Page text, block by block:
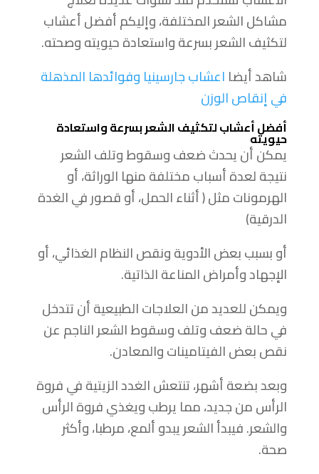
مشاكل الشعر المختلفة، وإليكم أفضل أعشاب
لتكثيف الشعر بسرعة واستعادة حيويته وصحته.
شاهد أيضا اعشاب جارسينيا وفوائدها المذهلة
في إنقاص الوزن
أفضل أعشاب لتكثيف الشعر بسرعة واستعادة
حيويته
يمكن أن يحدث ضعف وسقوط وتلف الشعر
نتيجة لعدة أسباب مختلفة منها الوراثة، أو
الهرمونات مثل ( أثناء الحمل، أو قصور في الغدة
الدرقية)
أو بسبب بعض الأدوية ونقص النظام الغذائي، أو
الإجهاد وأمراض المناعة الذاتية.
ويمكن للعديد من العلاجات الطبيعية أن تتدخل
في حالة ضعف وتلف وسقوط الشعر الناجم عن
نقص بعض الفيتامينات والمعادن.
وبعد بضعة أشهر، تنتعش الغدد الزيتية في فروة
الرأس من جديد، مما يرطب ويغذي فروة الرأس
والشعر. فيبدأ الشعر يبدو ألمع، مرطبا، وأكثر
صحة.